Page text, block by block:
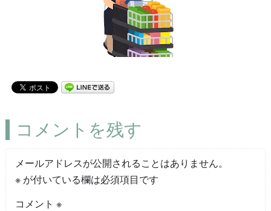
コメントを残す
メールアドレスが公開されることはありません。
※が付いている欄は必須項目です
コメント ※